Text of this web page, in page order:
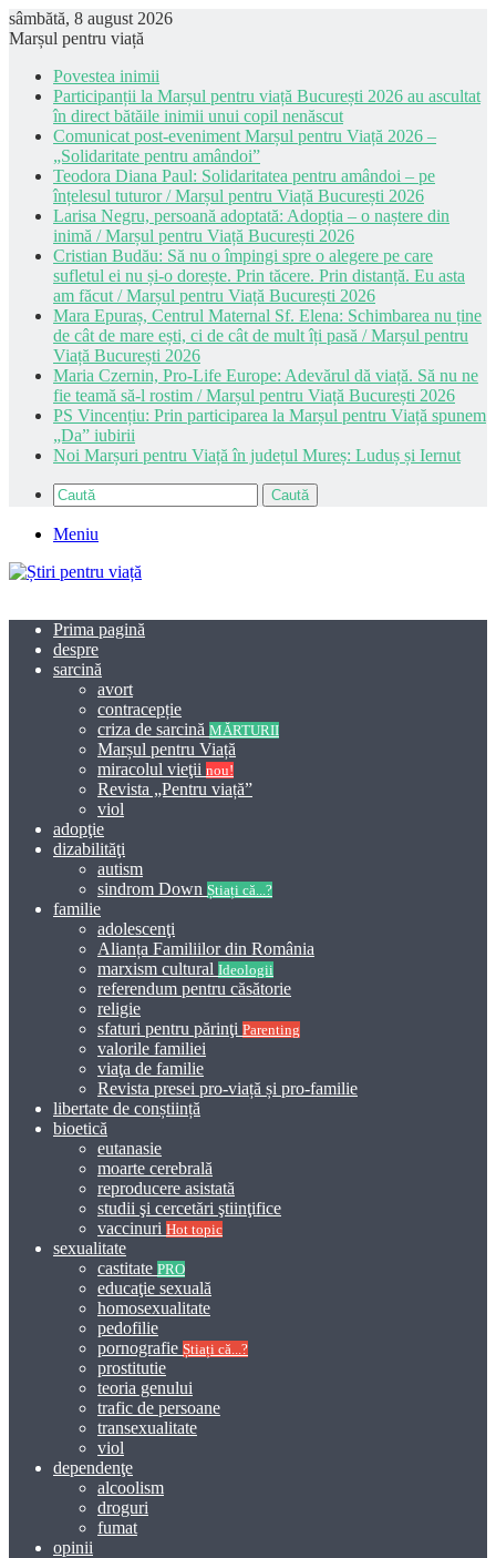
sâmbătă, 8 august 2026
Marșul pentru viață
Povestea inimii
Participanții la Marșul pentru viață București 2026 au ascultat
în direct bătăile inimii unui copil nenăscut
Comunicat post-eveniment Marșul pentru Viață 2026 –
„Solidaritate pentru amândoi”
Teodora Diana Paul: Solidaritatea pentru amândoi – pe
înțelesul tuturor / Marșul pentru Viață București 2026
Larisa Negru, persoană adoptată: Adopția – o naștere din
inimă / Marșul pentru Viață București 2026
Cristian Budău: Să nu o împingi spre o alegere pe care
sufletul ei nu și-o dorește. Prin tăcere. Prin distanță. Eu asta
am făcut / Marșul pentru Viață București 2026
Mara Epuraș, Centrul Maternal Sf. Elena: Schimbarea nu ține
de cât de mare ești, ci de cât de mult îți pasă / Marșul pentru
Viață București 2026
Maria Czernin, Pro-Life Europe: Adevărul dă viață. Să nu ne
fie teamă să-l rostim / Marșul pentru Viață București 2026
PS Vincențiu: Prin participarea la Marșul pentru Viață spunem
„Da” iubirii
Noi Marșuri pentru Viață în județul Mureș: Luduș și Iernut
Caută
Meniu
Prima pagină
despre
sarcină
avort
contracepție
criza de sarcină MĂRTURII
Marșul pentru Viață
miracolul vieţii nou!
Revista „Pentru viață”
viol
adopţie
dizabilităţi
autism
sindrom Down Știați că...?
familie
adolescenţi
Alianța Familiilor din România
marxism cultural Ideologii
referendum pentru căsătorie
religie
sfaturi pentru părinţi Parenting
valorile familiei
viaţa de familie
Revista presei pro-viață și pro-familie
libertate de conștiință
bioetică
eutanasie
moarte cerebrală
reproducere asistată
studii şi cercetări ştiinţifice
vaccinuri Hot topic
sexualitate
castitate PRO
educaţie sexuală
homosexualitate
pedofilie
pornografie Știați că...?
prostitutie
teoria genului
trafic de persoane
transexualitate
viol
dependenţe
alcoolism
droguri
fumat
opinii